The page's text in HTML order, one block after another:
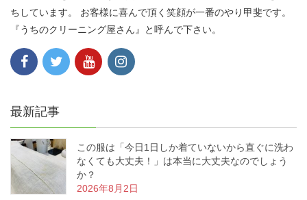
ちしています。 お客様に喜んで頂く笑顔が一番のやり甲斐です。
『うちのクリーニング屋さん』と呼んで下さい。
最新記事
この服は「今日1日しか着ていないから直ぐに洗わ
なくても大丈夫！」は本当に大丈夫なのでしょう
か？
2026年8月2日